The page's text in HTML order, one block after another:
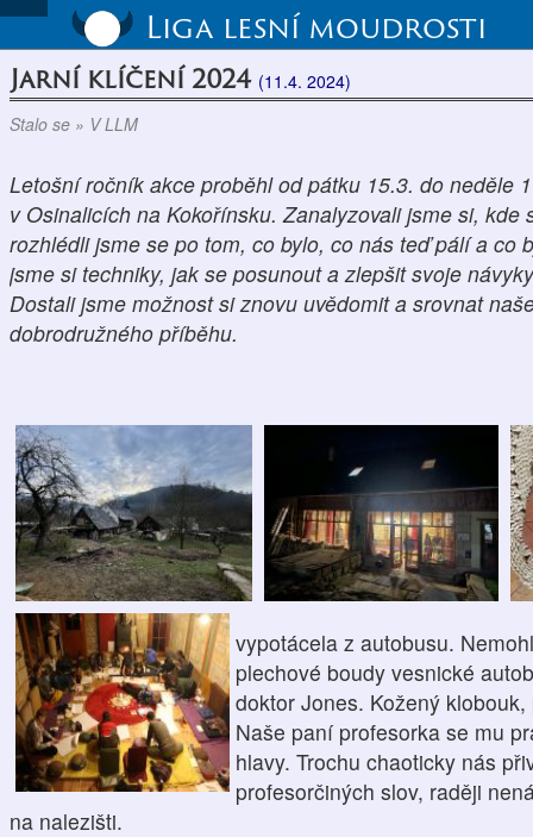
Liga lesní moudrosti
Jarní klíčení 2024 (11.4. 2024)
Stalo se » V LLM
Letošní ročník akce proběhl od pátku 15.3. do neděle
v Osinalicích na Kokořínsku. Zanalyzovali jsme si, kde
rozhlédli jsme se po tom, co bylo, co nás teď pálí a co
jsme si techniky, jak se posunout a zlepšit svoje
Dostali jsme možnost si znovu uvědomit a srovnat
dobrodružného příběhu.
vypotácela z autobusu.
plechové boudy vesnické
doktor Jones. Kožený
Naše paní profesorka se mu
hlavy. Trochu chaoticky nás
profesorčiných slov, raději
na nalezišti.